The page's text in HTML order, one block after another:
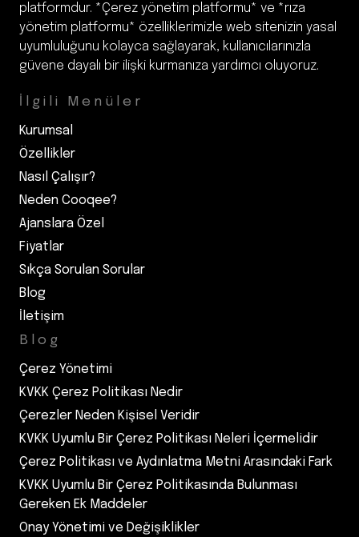
platformdur. *Çerez yönetim platformu* ve *rıza
yönetim platformu* özelliklerimizle web sitenizin yasal
uyumluluğunu kolayca sağlayarak, kullanıcılarınızla
güvene dayalı bir ilişki kurmanıza yardımcı oluyoruz.
İlgili Menüler
Kurumsal
Özellikler
Nasıl Çalışır?
Neden Cooqee?
Ajanslara Özel
Fiyatlar
Sıkça Sorulan Sorular
Blog
İletişim
Blog
Çerez Yönetimi
KVKK Çerez Politikası Nedir
Çerezler Neden Kişisel Veridir
KVKK Uyumlu Bir Çerez Politikası Neleri İçermelidir
Çerez Politikası ve Aydınlatma Metni Arasındaki Fark
KVKK Uyumlu Bir Çerez Politikasında Bulunması
Gereken Ek Maddeler
Onay Yönetimi ve Değişiklikler